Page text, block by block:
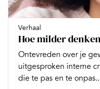
Verhaal
Hoe milder
Ontevreden over je
uitgesproken interne
die te pas en te